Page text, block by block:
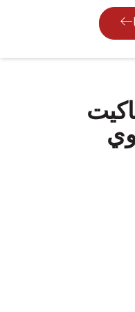
جاكيت